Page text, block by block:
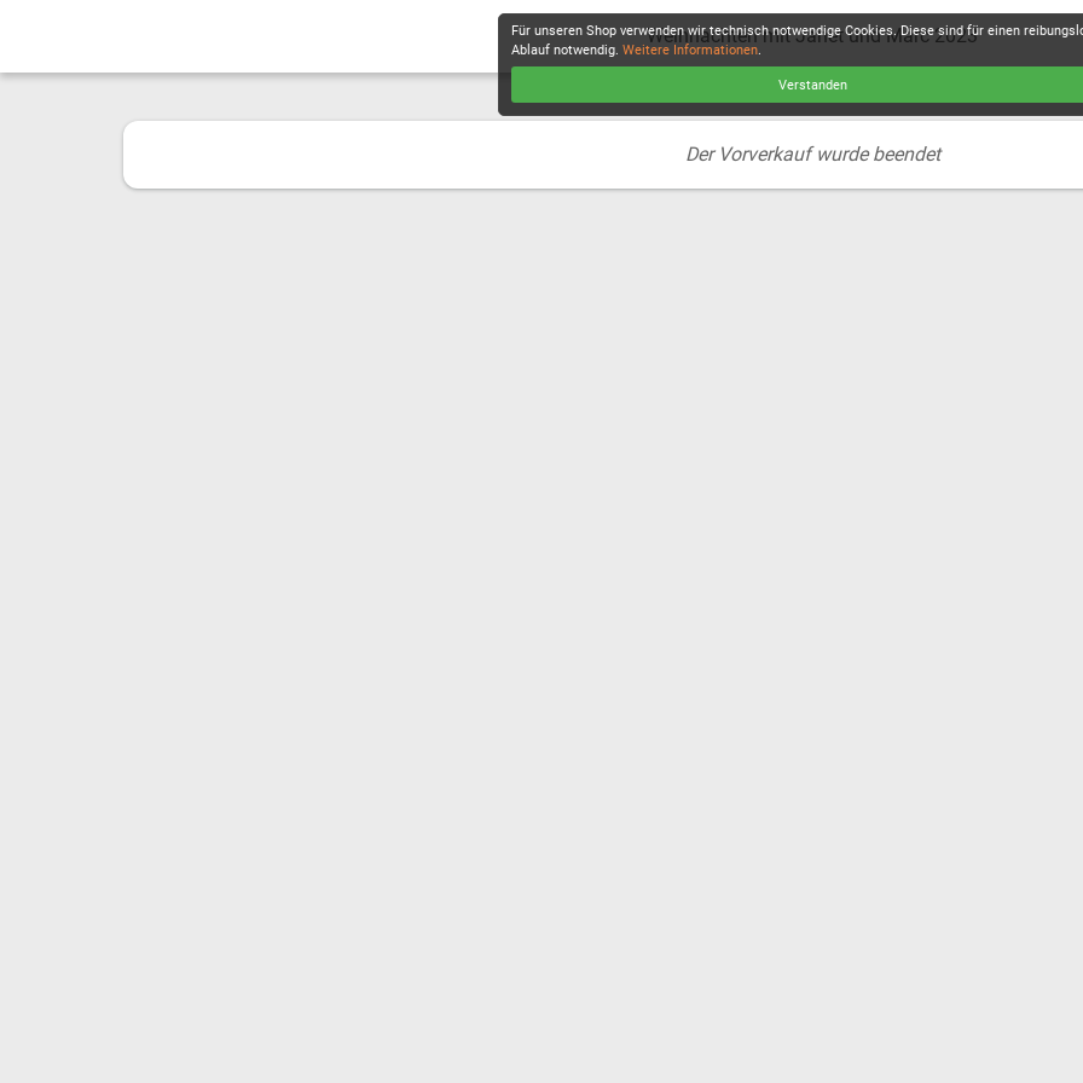
Weihnachten mit Janet und Marc 2023
Der Vorverkauf wurde beendet
Für unseren Shop verwenden wir technisch notwendige Cookies. Diese sind für einen
Ablauf notwendig. Weitere Informationen.
Verstanden